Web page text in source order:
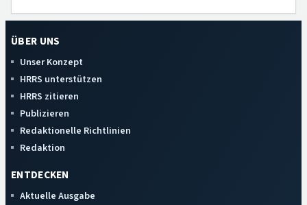
ÜBER UNS
Unser Konzept
HRRS unterstützen
HRRS zitieren
Publizieren
Redaktionelle Richtlinien
Redaktion
ENTDECKEN
Aktuelle Ausgabe